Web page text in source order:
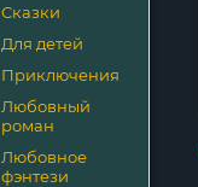
Сказки
Для детей
Приключения
Любовный
роман
Любовное
фэнтези